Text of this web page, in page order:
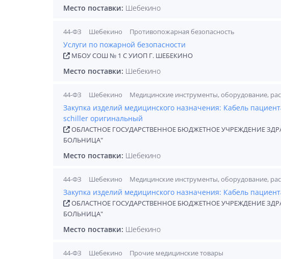
Место поставки: Шебекино
44-ФЗ Шебекино Противопожарная безопасность
Услуги по пожарной безопасности
МБОУ СОШ № 1 С УИОП Г. ШЕБЕКИНО
Место поставки: Шебекино
44-ФЗ Шебекино Медицинские инструменты, оборудование,
Закупка изделий медицинского назначения: Кабель
schiller оригинальный
ОБЛАСТНОЕ ГОСУДАРСТВЕННОЕ БЮДЖЕТНОЕ УЧРЕЖДЕНИЕ
БОЛЬНИЦА"
Место поставки: Шебекино
44-ФЗ Шебекино Медицинские инструменты, оборудование,
Закупка изделий медицинского назначения: Кабель
ОБЛАСТНОЕ ГОСУДАРСТВЕННОЕ БЮДЖЕТНОЕ УЧРЕЖДЕНИЕ
БОЛЬНИЦА"
Место поставки: Шебекино
44-ФЗ Шебекино Прочие медицинские товары